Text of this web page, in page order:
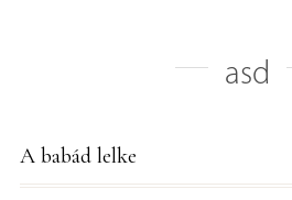
asd
A babád lelke